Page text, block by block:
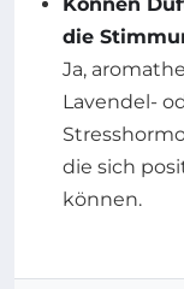
die
Ja,
Lavendel-
die sich
können.